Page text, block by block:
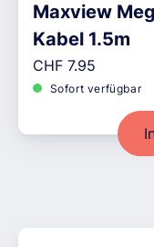
Maxview
Kabel 1.5m
Regulärer Preis:
CHF 7.95
Sofort verfügbar